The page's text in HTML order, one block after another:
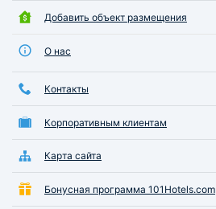
Добавить объект размещения
О нас
Контакты
Корпоративным клиентам
Карта сайта
Бонусная программа 101Hotels.com